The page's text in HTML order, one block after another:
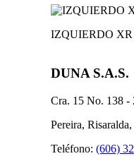
IZQUIERDO XR
DUNA S.A.S.
Cra. 15 No. 138 -
Pereira,
Teléfono: (606)